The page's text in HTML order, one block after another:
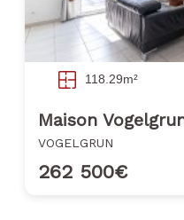
118.29m²
Maison
VOGELGRUN
262 500€